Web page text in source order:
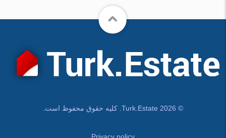
© Turk.Estate 2026. کلیه حقوق محفوظ است.